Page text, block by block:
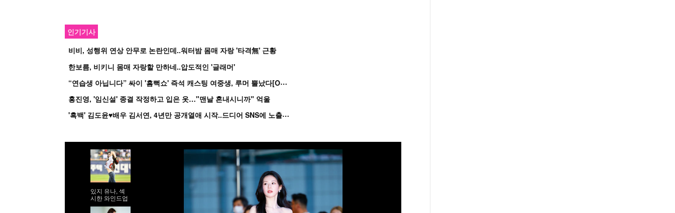
인기기사
비비, 성행위 연상 안무로 논란인데..워터밤 몸매 자랑 '타격無' 근황
한보름, 비키니 몸매 자랑할 만하네..압도적인 '글래머'
“
연습생 아닙니다” 싸이 '흠뻑쇼' 즉석 캐스팅 여중생, 루머 뿔났다[Oh!쎈 이...
홍진영, '임신설' 종결 작정하고 입은 옷…"맨날 혼내시니까" 억울
'
흑백' 김도윤♥배우 김서연, 4년만 공개열애 시작..드디어 SNS에 노출 [핫피...
있지 유나, 섹
시한 와인드업